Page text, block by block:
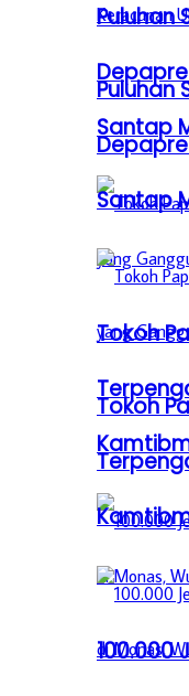
Puluhan
Santap
Tokoh
100.000
Puluhan
Santap
Tokoh